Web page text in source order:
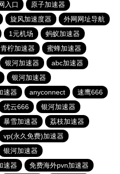
入口
原子加速器
旋风加速度器
外网网址导航
1元机场
蚂蚁加速器
青柠加速器
蜜蜂加速器
银河加速器
abc加速器
银河加速器
速器 anyconnect
速鹰666
优云666
银河加速器
暴雪加速器
荔枝加速器
vp(永久免费)加速器
银河加速器
速器 免费海外pvn加速器